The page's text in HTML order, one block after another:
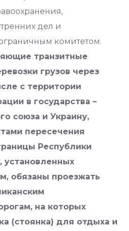
дел и
комитетом.
транзитные
грузов через
с территории
в государства –
союза и Украину,
пересечения
Республики
установленных
обязаны проезжать
на которых
(стоянка) для отдыха и